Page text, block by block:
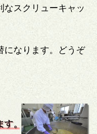
スクリューキャッ
になります。どうぞ